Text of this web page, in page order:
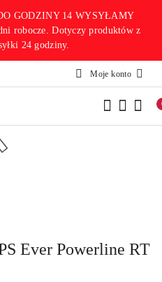
GODZINY 14 WYSYŁAMY
robocze. Dotyczy produktów z
24 godziny.
Moje konto
Ever Powerline RT